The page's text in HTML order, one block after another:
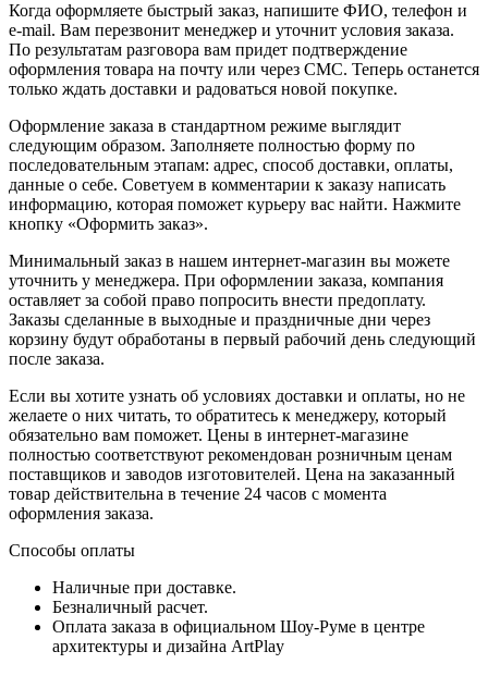
Когда оформляете быстрый заказ, напишите ФИО, телефон и
e-mail. Вам перезвонит менеджер и уточнит условия заказа.
По результатам разговора вам придет подтверждение
оформления товара на почту или через СМС. Теперь останется
только ждать доставки и радоваться новой покупке.
Оформление заказа в стандартном режиме выглядит
следующим образом. Заполняете полностью форму по
последовательным этапам: адрес, способ доставки, оплаты,
данные о себе. Советуем в комментарии к заказу написать
информацию, которая поможет курьеру вас найти. Нажмите
кнопку «Оформить заказ».
Минимальный заказ в нашем интернет-магазин вы можете
уточнить у менеджера. При оформлении заказа, компания
оставляет за собой право попросить внести предоплату.
Заказы сделанные в выходные и праздничные дни через
корзину будут обработаны в первый рабочий день следующий
после заказа.
Если вы хотите узнать об условиях доставки и оплаты, но не
желаете о них читать, то обратитесь к менеджеру, который
обязательно вам поможет. Цены в интернет-магазине
полностью соответствуют рекомендован розничным ценам
поставщиков и заводов изготовителей. Цена на заказанный
товар действительна в течение 24 часов с момента
оформления заказа.
Способы оплаты
Наличные при доставке.
Безналичный расчет.
Оплата заказа в официальном Шоу-Руме в центре
архитектуры и дизайна ArtPlay